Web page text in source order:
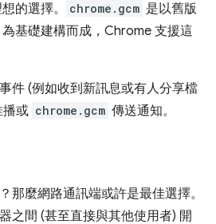
的選擇。 chrome.gcm 是以舊版
基礎建構而成，Chrome 支援這
件 (例如收到新訊息或有人分享檔
播或 chrome.gcm 傳送通知。
那麼網路通訊端或許是最佳選擇。
之間 (甚至直接與其他使用者) 開